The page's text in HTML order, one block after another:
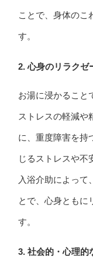
ことで、身体のこ
す。
2. 心身のリラクゼ
お湯に浸かること
ストレスの軽減や
に、重度障害を持
じるストレスや不
入浴介助によって
とで、心身ともに
す。
3. 社会的・心理的